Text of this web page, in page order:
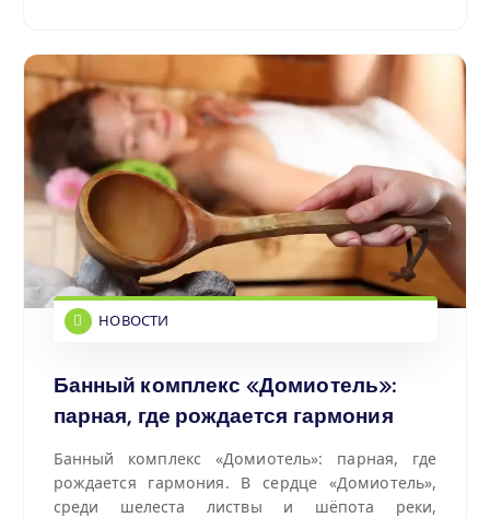
НОВОСТИ
Банный комплекс «Домиотель»:
парная, где рождается гармония
Банный комплекс «Домиотель»: парная, где
рождается гармония. В сердце «Домиотель»,
среди шелеста листвы и шёпота реки,